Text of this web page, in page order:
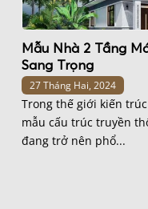
Mẫu Nhà 2 Tầng
Sang Trọng
27 Tháng Hai, 2024
Trong thế giới kiến
mẫu cấu trúc truyền
đang trở nên phổ...